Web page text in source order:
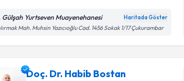
Gülşah Yurtseven Muayenehanesi Haritada Göster
Mah. Muhsin Yazıcıoğlu Cad. 1456 Sokak 1/17 Çukurambar
Doç. Dr. Habib Bostan